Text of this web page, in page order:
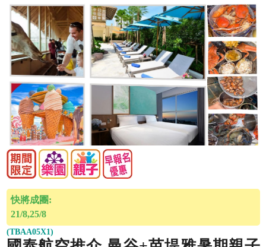
快將成團:
21/8,25/8
(TBAA05X1)